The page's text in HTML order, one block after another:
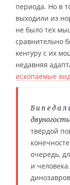
периода. Но в
выходили из
не было тех
сравнительно
кенгуру с их
недавняя
ископаемые
двуногость
твёрдой
очередь,
и